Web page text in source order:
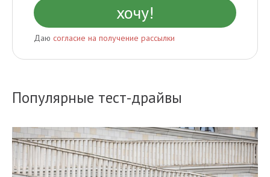
Даю согласие на получение рассылки
Популярные тест-драйвы